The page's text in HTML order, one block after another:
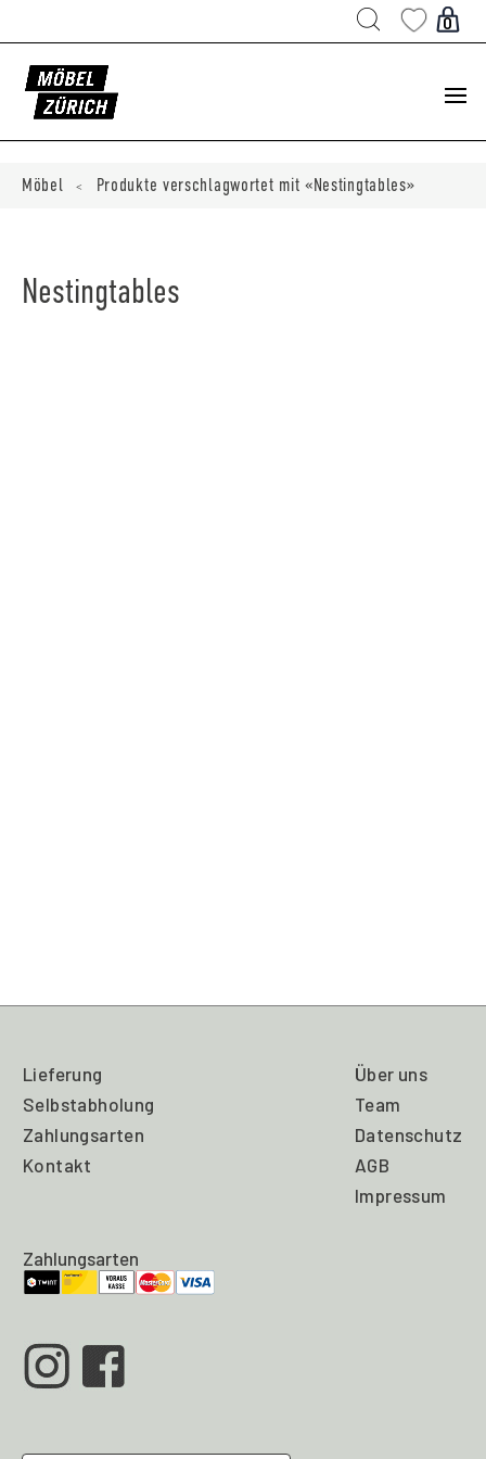
0
Möbel < Produkte verschlagwortet mit «Nestingtables»
Nestingtables
Lieferung
Selbstabholung
Zahlungsarten
Kontakt
Über uns
Team
Datenschutz
AGB
Impressum
Zahlungsarten